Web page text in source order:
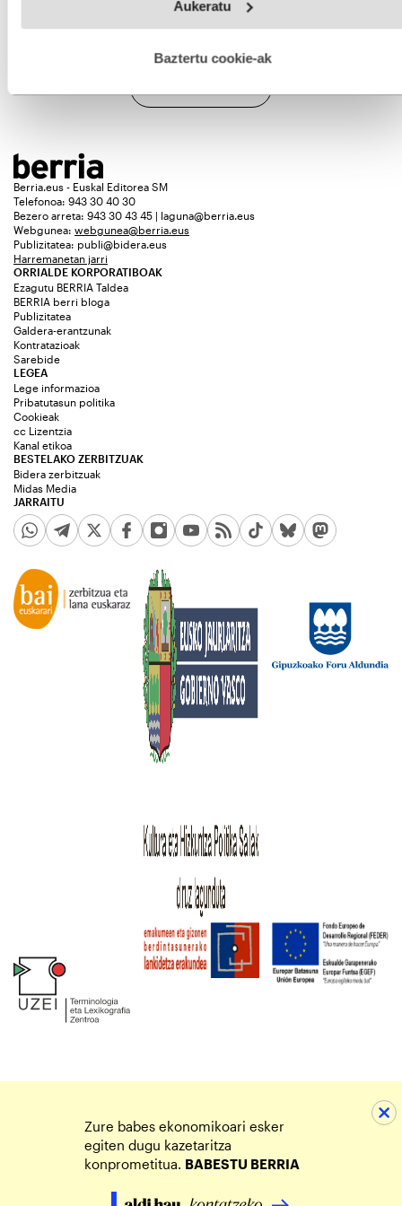
fitxategiak erabiltzen ditu. Zure esperientzia eta zerbitzuak
esplizitua ematen diguzu.Gehiago irakurri
Aukeratu
Baztertu cookie-ak
Berria.eus - Euskal Editorea SM
Telefonoa: 943 30 40 30
Bezero arreta: 943 30 43 45 | laguna@berria.eus
Webgunea: webgunea@berria.eus
Publizitatea: publi@bidera.eus
Harremanetan jarri
ORRIALDE KORPORATIBOAK
Ezagutu BERRIA Taldea
BERRIA berri bloga
Publizitatea
Galdera-erantzunak
Kontratazioak
Sarebide
JARRAITU
LEGEA
Lege informazioa
Pribatutasun politika
Cookieak
cc Lizentzia
Kanal etikoa
BESTELAKO ZERBITZUAK
Bidera zerbitzuak
Midas Media
Zure babes ekonomikoari esker
egiten dugu kazetaritza
konprometitua. BABESTU BERRIA